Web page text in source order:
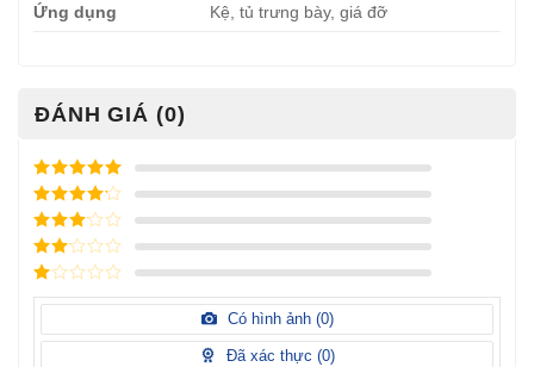
Ứng dụng Kệ, tủ trưng bày, giá đỡ
ĐÁNH GIÁ (0)
Được xếp
hạng
5
5
sao
Được xếp
hạng
4
5
sao
Được
xếp
hạng3
5 sao
Được
hạng
sao
Được
hạng
Có hình ảnh (0)
Đã xác thực (0)